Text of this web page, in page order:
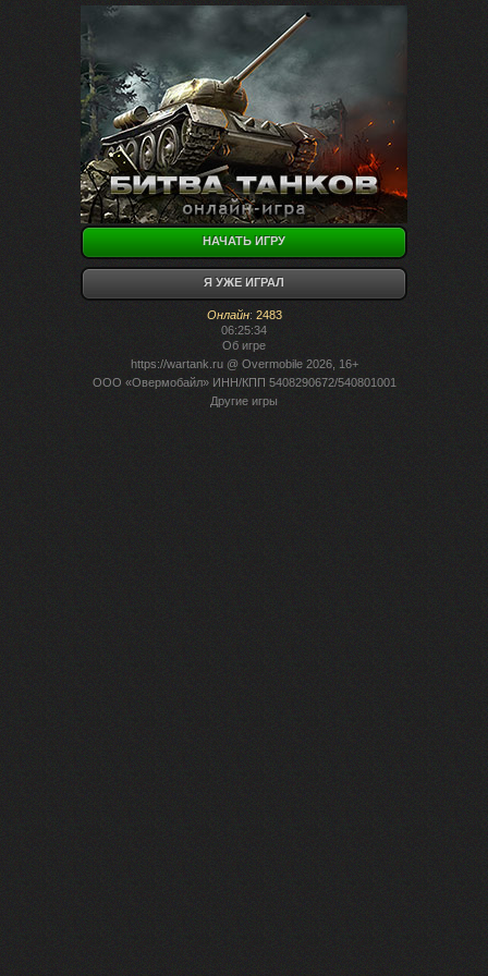
НАЧАТЬ ИГРУ
Я УЖЕ ИГРАЛ
Онлайн: 2483
06:25:34
Об игре
https://wartank.ru@ Overmobile 2026, 16+
ООО «Овермобайл» ИНН/КПП 5408290672/540801001
Другие игры